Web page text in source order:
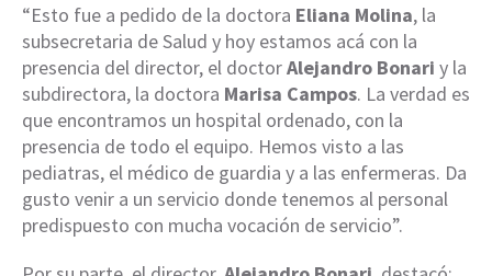
“Esto fue a pedido de la doctora Eliana Molina, la
subsecretaria de Salud y hoy estamos acá con la
presencia del director, el doctorAlejandro Bonari y la
subdirectora, la doctora Marisa Campos. La verdad es
que encontramos un hospital ordenado, con la
presencia de todo el equipo. Hemos visto a las
pediatras, el médico de guardia y a las enfermeras. Da
gusto venir a un servicio donde tenemos al personal
predispuesto con mucha vocación de servicio”.